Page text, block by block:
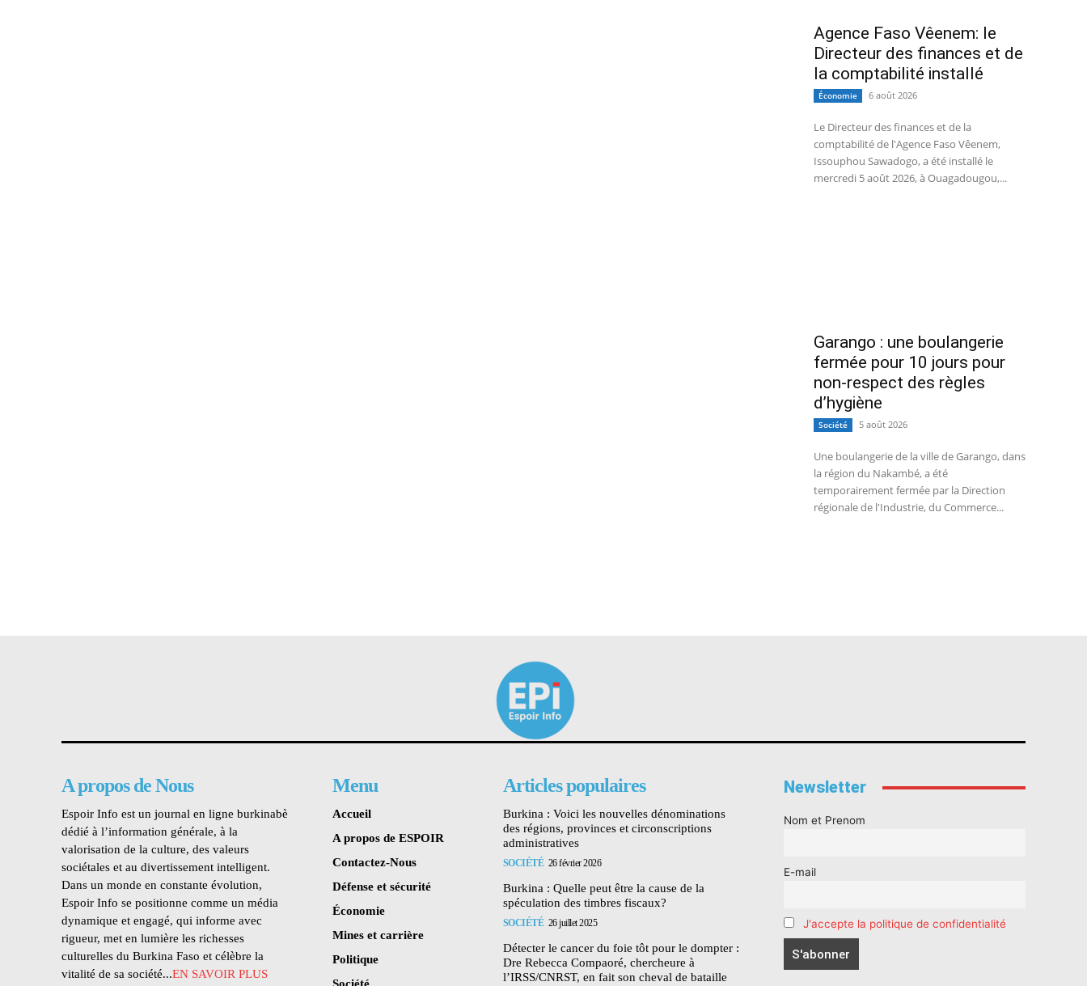
Agence Faso Vêenem: le
Directeur des finances et de
la comptabilité installé
Économie 6 août 2026
Le Directeur des finances et de la
comptabilité de l'Agence Faso Vêenem,
Issouphou Sawadogo, a été installé le
mercredi 5 août 2026, à Ouagadougou,...
Garango : une boulangerie
fermée pour 10 jours pour
non-respect des règles
d’hygiène
Société 5 août 2026
Une boulangerie de la ville de Garango, dans
la région du Nakambé, a été
temporairement fermée par la Direction
régionale de l'Industrie, du Commerce...
A propos de Nous
Espoir Info est un journal en ligne burkinabè
dédié à l’information générale, à la
valorisation de la culture, des valeurs
sociétales et au divertissement intelligent.
Dans un monde en constante évolution,
Espoir Info se positionne comme un média
dynamique et engagé, qui informe avec
rigueur, met en lumière les richesses
culturelles du Burkina Faso et célèbre la
vitalité de sa société...EN SAVOIR PLUS
Menu
Accueil
A propos de ESPOIR
Contactez-Nous
Défense et sécurité
Économie
Mines et carrière
Politique
Articles populaires
Burkina : Voici les nouvelles dénominations
des régions, provinces et circonscriptions
administratives
SOCIÉTÉ 26 février 2026
Burkina : Quelle peut être la cause de la
spéculation des timbres fiscaux?
SOCIÉTÉ 26 juillet 2025
Détecter le cancer du foie tôt pour le dompter :
Dre Rebecca Compaoré, chercheure à
l’IRSS/CNRST, en fait son cheval de bataille
Newsletter
Nom et Prenom
E-mail
J'accepte la politique de confidentialité